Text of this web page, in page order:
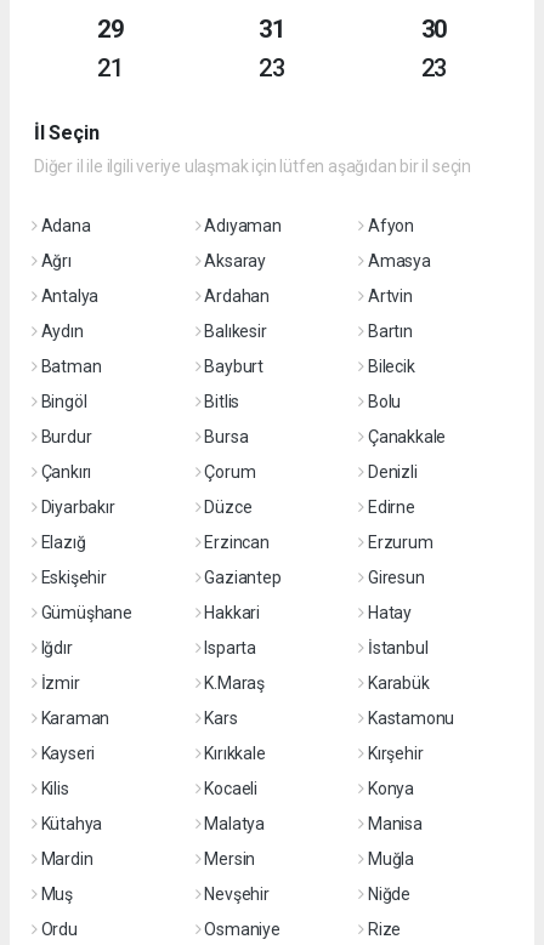
29
21
31
23
30
23
İl Seçin
Diğer il ile ilgili veriye ulaşmak için lütfen aşağıdan bir il seçin
Adana Adıyaman
Afyon
Ağrı
Aksaray
Amasya
Antalya
Ardahan
Artvin
Aydın
Balıkesir
Bartın
Batman
Bayburt
Bilecik
Bingöl
Bitlis
Bolu
Burdur
Bursa
Çanakkale
Çankırı
Çorum
Denizli
Diyarbakır
Düzce
Edirne
Elazığ
Erzincan
Erzurum
Eskişehir
Gaziantep
Giresun
Gümüşhane
Hakkari
Hatay
Iğdır
Isparta
İstanbul
İzmir
K.Maraş
Karabük
Karaman
Kars
Kastamonu
Kayseri
Kırıkkale
Kırşehir
Kilis
Kocaeli
Konya
Kütahya
Malatya
Manisa
Mardin
Mersin
Muğla
Muş
Nevşehir
Niğde
Ordu
Osmaniye Rize